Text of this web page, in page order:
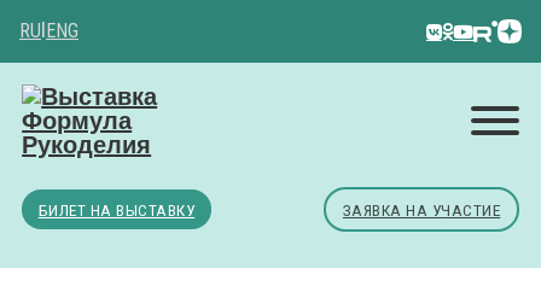
RU ENG
БИЛЕТ НА ВЫСТАВКУ ЗАЯВКА НА УЧАСТИЕ